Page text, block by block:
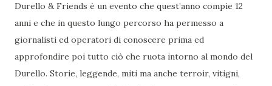
Durello & Friends è un evento che quest’anno compie 12
anni e che in questo lungo percorso ha permesso a
giornalisti ed operatori di conoscere prima ed
approfondire poi tutto ciò che ruota intorno al mondo del
Durello. Storie, leggende, miti ma anche terroir, vitigni,